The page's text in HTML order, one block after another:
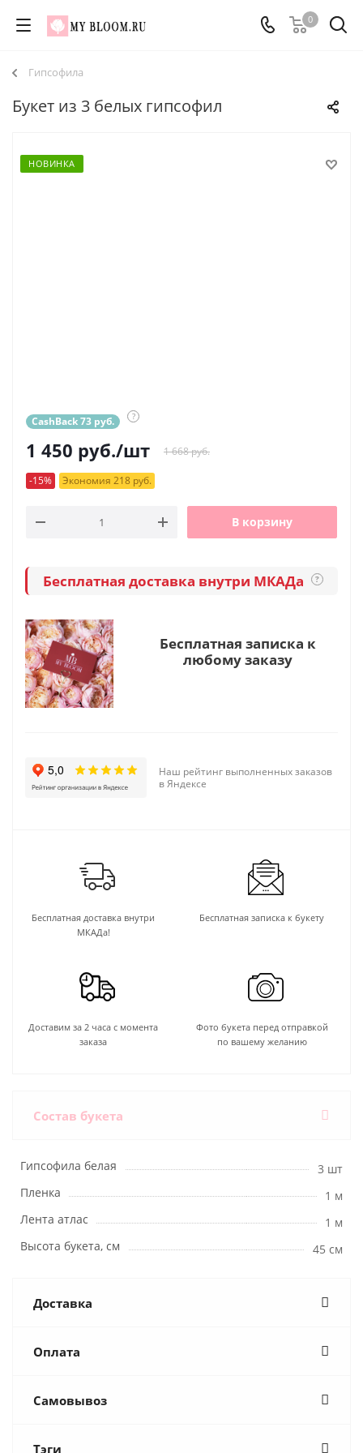
0
Гипсофила
Букет из 3 белых гипсофил
НОВИНКА
CashBack 73 руб. ?
1 450 руб./шт 1 668 руб.
-15% Экономия 218 руб.
В корзину
Бесплатная доставка внутри МКАДа ?
Бесплатная записка к
любому заказу
Наш рейтинг выполненных заказов
в Яндексе
Бесплатная доставка внутри
МКАДа!
Бесплатная записка к букету
Доставим за 2 часа с момента
заказа
Фото букета перед отправкой
по вашему желанию
Состав букета
Гипсофила белая
3 шт
Пленка
1 м
Лента атлас
1 м
Высота букета, см
45 см
Доставка
Оплата
Самовывоз
Тэги